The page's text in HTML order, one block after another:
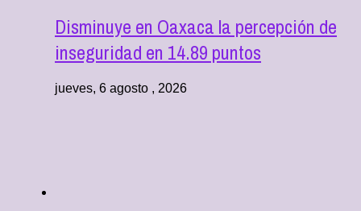
Disminuye en Oaxaca la percepción de
inseguridad en 14.89 puntos
jueves, 6 agosto , 2026